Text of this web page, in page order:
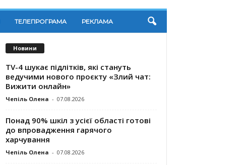
ТЕЛЕПРОГРАМА РЕКЛАМА
Новини
TV-4 шукає підлітків, які стануть
ведучими нового проєкту «Злий чат:
Вижити онлайн»
Чепіль Олена - 07.08.2026
Понад 90% шкіл з усієї області готові
до впровадження гарячого
харчування
Чепіль Олена - 07.08.2026